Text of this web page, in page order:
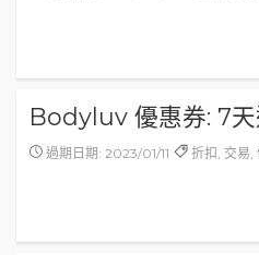
Bodyluv 優惠券: 7
過期日期: 2023/01/11 折扣, 交易,